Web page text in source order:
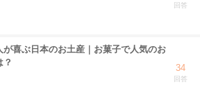
回答
が喜ぶ日本のお土産｜お菓子で人気のお
？
34
回答